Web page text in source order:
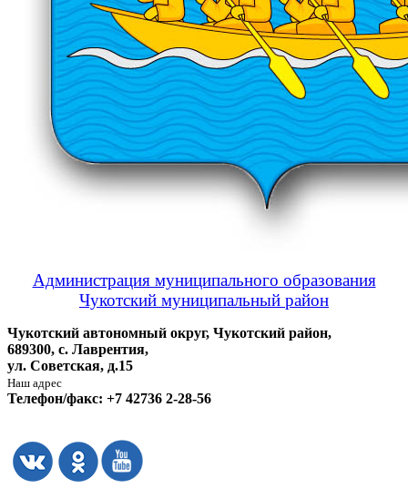
Администрация муниципального образования
Чукотский муниципальный район
Чукотский автономный округ, Чукотский район,
689300, с. Лаврентия,
ул. Советская, д.15
Наш адрес
Телефон/факс: +7 42736 2-28-56